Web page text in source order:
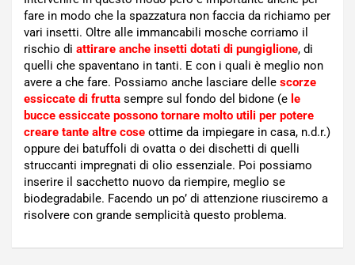
fare in modo che la spazzatura non faccia da richiamo per
vari insetti. Oltre alle immancabili mosche corriamo il
rischio di attirare anche insetti dotati di pungiglione, di
quelli che spaventano in tanti. E con i quali è meglio non
avere a che fare. Possiamo anche lasciare delle scorze
essiccate di frutta sempre sul fondo del bidone (e le
bucce essiccate possono tornare molto utili per potere
creare tante altre cose ottime da impiegare in casa, n.d.r.)
oppure dei batuffoli di ovatta o dei dischetti di quelli
struccanti impregnati di olio essenziale. Poi possiamo
inserire il sacchetto nuovo da riempire, meglio se
biodegradabile. Facendo un po’ di attenzione riusciremo a
risolvere con grande semplicità questo problema.